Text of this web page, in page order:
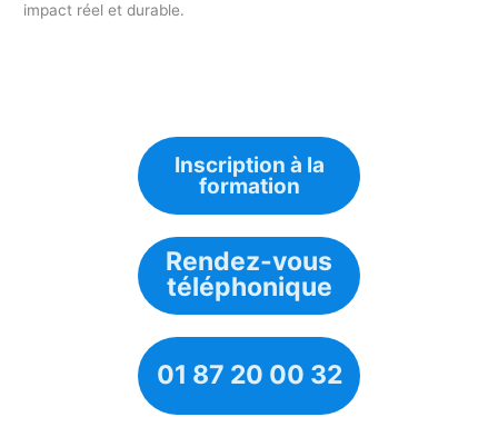
impact réel et durable.
Inscription à la
formation
Rendez-vous
téléphonique
01 87 20 00 32